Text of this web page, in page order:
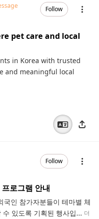
Follow
pet care and local
in Korea with trusted
and meaningful local
Follow
로그램 안내
국인 참가자분들이 테마별 체
있도록 기획된 행사입... 더